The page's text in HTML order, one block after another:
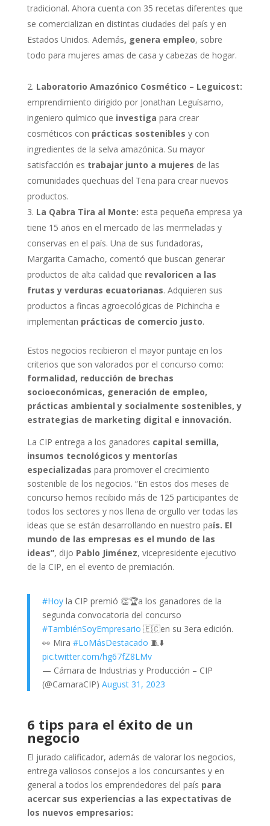
tradicional. Ahora cuenta con 35 recetas diferentes que
se comercializan en distintas ciudades del país y en
Estados Unidos. Además, genera empleo, sobre
todo para mujeres amas de casa y cabezas de hogar.
Laboratorio Amazónico Cosmético – Leguicost:
emprendimiento dirigido por Jonathan Leguísamo,
ingeniero químico que investiga para crear
cosméticos con prácticas sostenibles y con
ingredientes de la selva amazónica. Su mayor
satisfacción es trabajar junto a mujeres de las
comunidades quechuas del Tena para crear nuevos
productos.
La Qabra Tira al Monte: esta pequeña empresa ya
tiene 15 años en el mercado de las mermeladas y
conservas en el país. Una de sus fundadoras,
Margarita Camacho, comentó que buscan generar
productos de alta calidad que revaloricen a las
frutas y verduras ecuatorianas. Adquieren sus
productos a fincas agroecológicas de Pichincha e
implementan prácticas de comercio justo.
Estos negocios recibieron el mayor puntaje en los
criterios que son valorados por el concurso como:
formalidad, reducción de brechas
socioeconómicas, generación de empleo,
prácticas ambiental y socialmente sostenibles, y
estrategias de marketing digital e innovación.
La CIP entrega a los ganadores capital semilla,
insumos tecnológicos y mentorías
especializadas para promover el crecimiento
sostenible de los negocios. “En estos dos meses de
concurso hemos recibido más de 125 participantes de
todos los sectores y nos llena de orgullo ver todas las
ideas que se están desarrollando en nuestro país. El
mundo de las empresas es el mundo de las
ideas”, dijo Pablo Jiménez, vicepresidente ejecutivo
de la CIP, en el evento de premiación.
#Hoyla CIP premió 👏🏆a los ganadores de la
segunda convocatoria del concurso
#TambiénSoyEmpresario 🇪🇨en su 3era edición.
👀 Mira #LoMásDestacado 🧵⬇️
pic.twitter.com/hg67fZ8LMv
— Cámara de Industrias y Producción – CIP
(@CamaraCIP) August 31, 2023
6 tips para el éxito de un
negocio
El jurado calificador, además de valorar los negocios,
entrega valiosos consejos a los concursantes y en
general a todos los emprendedores del país para
acercar sus experiencias a las expectativas de
los nuevos empresarios: